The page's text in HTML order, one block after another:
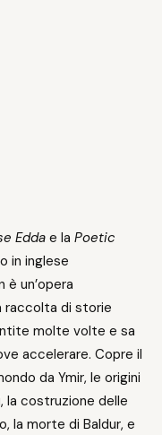
Eddae la Poetic
in inglese
è un’opera
raccolta di storie
molte volte e sa
accelerare. Copre il
da Ymir, le origini
la costruzione delle
la morte di Baldur, e